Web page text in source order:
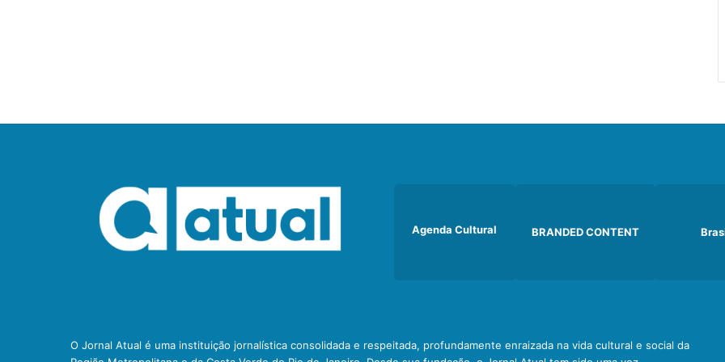
Agenda Cultural BRANDED CONTENT
O Jornal Atual é uma instituição jornalística consolidada e respeitada, profundamente enraizada na vida cultural e social da